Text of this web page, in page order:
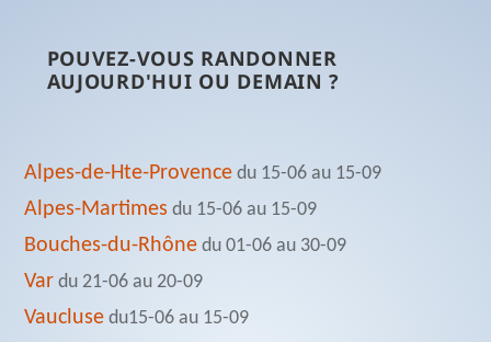
POUVEZ-VOUS RANDONNER
AUJOURD'HUI OU DEMAIN ?
Alpes-de-Hte-Provence du 15-06 au 15-09
Alpes-Martimes du 15-06 au 15-09
Bouches-du-Rhône du 01-06 au 30-09
Var du 21-06 au 20-09
Vaucluse du15-06 au 15-09